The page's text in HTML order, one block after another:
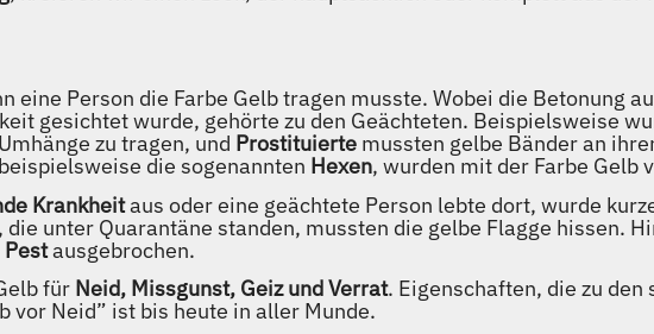
eine Person die Farbe Gelb tragen musste. Wobei die Betonung
gesichtet wurde, gehörte zu den Geächteten. Beispielsweise
zu tragen, und Prostituierte mussten gelbe Bänder an
die sogenannten Hexen, wurden mit der Farbe Gelb
Krankheitaus oder eine geächtete Person lebte dort, wurde
unter Quarantäne standen, mussten die gelbe Flagge hissen.
Pestausgebrochen.
für Neid, Missgunst, Geiz und Verrat. Eigenschaften, die zu den
vor Neid” ist bis heute in aller Munde.